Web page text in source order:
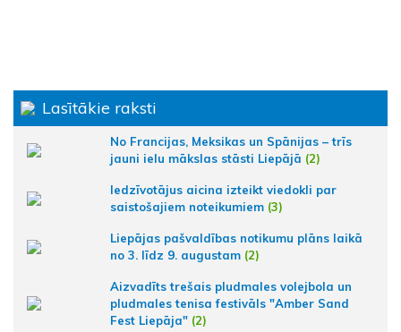
Lasītākie raksti
No Francijas, Meksikas un Spānijas – trīs
jauni ielu mākslas stāsti Liepājā (2)
Iedzīvotājus aicina izteikt viedokli par
saistošajiem noteikumiem (3)
Liepājas pašvaldības notikumu plāns laikā
no 3. līdz 9. augustam (2)
Aizvadīts trešais pludmales volejbola un
pludmales tenisa festivāls "Amber Sand
Fest Liepāja" (2)